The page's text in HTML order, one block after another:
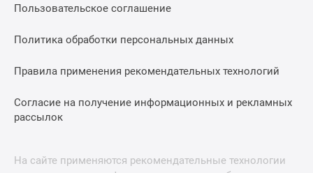
Пользовательское соглашение
Политика обработки персональных данных
Правила применения рекомендательных технологий
Согласие на получение информационных и рекламных
рассылок
На сайте применяются рекомендательные технологии